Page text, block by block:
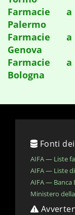
Farmacie a
Palermo
Farmacie a
Genova
Farmacie a
Bologna
Fonti
AIFA — Liste
AIFA — Liste
AIFA — Banca
Ministero